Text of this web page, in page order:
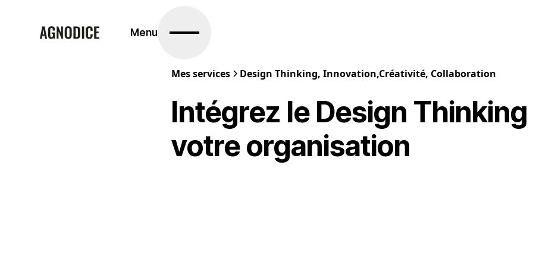
Menu
Mes services Design Thinking, Innovation,Créativité, Collaboration
Intégrez le Design
votre organisation